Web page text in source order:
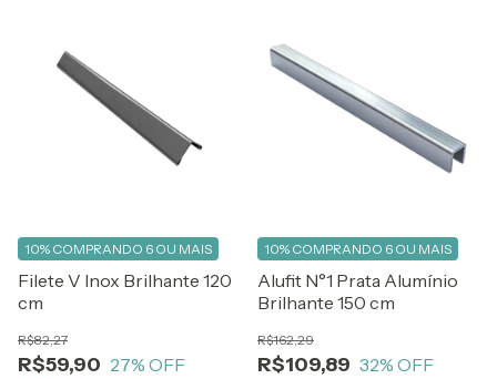
Filete V Inox Brilhante 120
cm
R$59,90
R$82,27
27% OFF
10% COMPRANDO 6 OU MAIS
Alufit N°1 Prata Alumínio
Brilhante 150 cm
R$109,89
R$162,29
32% OFF
10% COMPRANDO 6 OU MAIS